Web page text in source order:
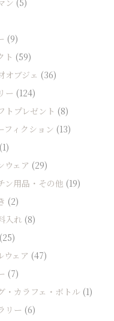
ン (5)
(9)
ト (59)
オブジェ (36)
ー (124)
トプレゼント (8)
フィクション (13)
(1)
ウェア (29)
ン用品・その他 (19)
(2)
入れ (8)
(25)
ウェア (47)
(7)
・カラフェ・ボトル (1)
リー (6)